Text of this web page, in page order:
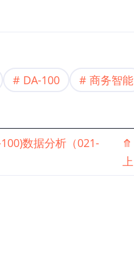
DA-100 商务智能
数据分析（021-
⤊
上